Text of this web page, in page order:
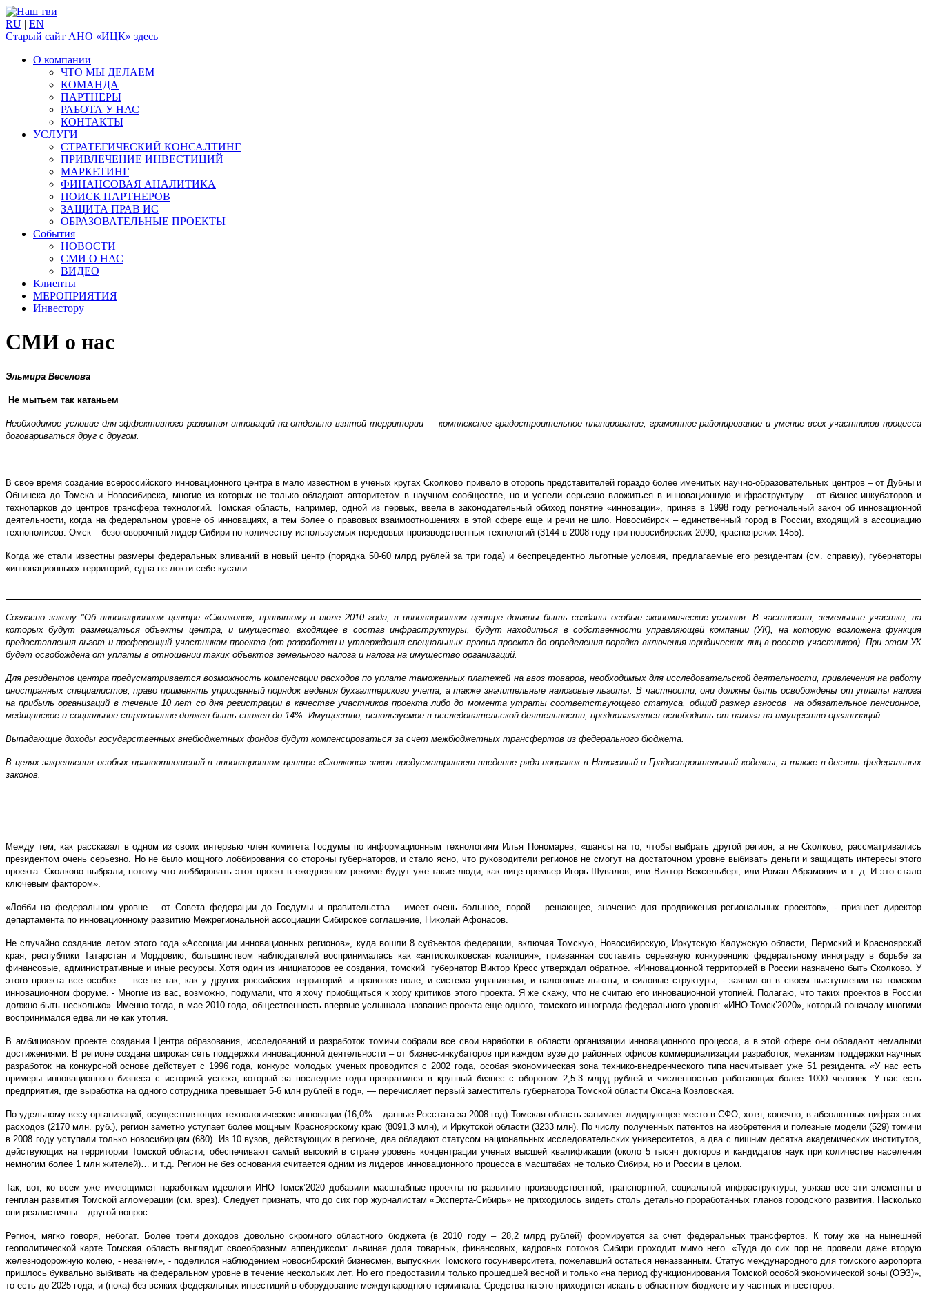
RU | EN
Старый сайт АНО «ИЦК» здесь
О компании
ЧТО МЫ ДЕЛАЕМ
КОМАНДА
ПАРТНЕРЫ
РАБОТА У НАС
КОНТАКТЫ
УСЛУГИ
СТРАТЕГИЧЕСКИЙ КОНСАЛТИНГ
ПРИВЛЕЧЕНИЕ ИНВЕСТИЦИЙ
МАРКЕТИНГ
ФИНАНСОВАЯ АНАЛИТИКА
ПОИСК ПАРТНЕРОВ
ЗАЩИТА ПРАВ ИС
ОБРАЗОВАТЕЛЬНЫЕ ПРОЕКТЫ
События
НОВОСТИ
СМИ О НАС
ВИДЕО
Клиенты
МЕРОПРИЯТИЯ
Инвестору
СМИ о нас
Эльмира Веселова
Не мытьем так катаньем
Необходимое условие для эффективного развития инноваций на отдельно взятой территории — комплексное градостроительное планирование, грамотное районирование и умение всех участников процесса
договариваться друг с другом.
В свое время создание всероссийского инновационного центра в мало известном в ученых кругах Сколково привело в оторопь представителей гораздо более именитых научно-образовательных центров – от Дубны и
Обнинска до Томска и Новосибирска, многие из которых не только обладают авторитетом в научном сообществе, но и успели серьезно вложиться в инновационную инфраструктуру – от бизнес-инкубаторов и
технопарков до центров трансфера технологий. Томская область, например, одной из первых, ввела в законодательный обиход понятие «инновации», приняв в 1998 году региональный закон об инновационной
деятельности, когда на федеральном уровне об инновациях, а тем более о правовых взаимоотношениях в этой сфере еще и речи не шло. Новосибирск – единственный город в России, входящий в ассоциацию
технополисов. Омск – безоговорочный лидер Сибири по количеству используемых передовых производственных технологий (3144 в 2008 году при новосибирских 2090, красноярских 1455).
Когда же стали известны размеры федеральных вливаний в новый центр (порядка 50-60 млрд рублей за три года) и беспрецедентно льготные условия, предлагаемые его резидентам (см. справку), губернаторы
«инновационных» территорий, едва не локти себе кусали.
Согласно закону "Об инновационном центре «Сколково», принятому в июле 2010 года, в инновационном центре должны быть созданы особые экономические условия. В частности, земельные участки, на
которых будут размещаться объекты центра, и имущество, входящее в состав инфраструктуры, будут находиться в собственности управляющей компании (УК), на которую возложена функция
предоставления льгот и преференций участникам проекта (от разработки и утверждения специальных правил проекта до определения порядка включения юридических лиц в реестр участников). При этом УК
будет освобождена от уплаты в отношении таких объектов земельного налога и налога на имущество организаций.
Для резидентов центра предусматривается возможность компенсации расходов по уплате таможенных платежей на ввоз товаров, необходимых для исследовательской деятельности, привлечения на работу
иностранных специалистов, право применять упрощенный порядок ведения бухгалтерского учета, а также значительные налоговые льготы. В частности, они должны быть освобождены от уплаты налога
на прибыль организаций в течение 10 лет со дня регистрации в качестве участников проекта либо до момента утраты соответствующего статуса, общий размер взносов на обязательное пенсионное,
медицинское и социальное страхование должен быть снижен до 14%. Имущество, используемое в исследовательской деятельности, предполагается освободить от налога на имущество организаций.
Выпадающие доходы государственных внебюджетных фондов будут компенсироваться за счет межбюджетных трансфертов из федерального бюджета.
В целях закрепления особых правоотношений в инновационном центре «Сколково» закон предусматривает введение ряда поправок в Налоговый и Градостроительный кодексы, а также в десять федеральных
законов.
Между тем, как рассказал в одном из своих интервью член комитета Госдумы по информационным технологиям Илья Пономарев, «шансы на то, чтобы выбрать другой регион, а не Сколково, рассматривались
президентом очень серьезно. Но не было мощного лоббирования со стороны губернаторов, и стало ясно, что руководители регионов не смогут на достаточном уровне выбивать деньги и защищать интересы этого
проекта. Сколково выбрали, потому что лоббировать этот проект в ежедневном режиме будут уже такие люди, как вице-премьер Игорь Шувалов, или Виктор Вексельберг, или Роман Абрамович и т. д. И это стало
ключевым фактором».
«Лобби на федеральном уровне – от Совета федерации до Госдумы и правительства – имеет очень большое, порой – решающее, значение для продвижения региональных проектов», - признает директор
департамента по инновационному развитию Межрегиональной ассоциации Сибирское соглашение, Николай Афонасов.
Не случайно создание летом этого года «Ассоциации инновационных регионов», куда вошли 8 субъектов федерации, включая Томскую, Новосибирскую, Иркутскую Калужскую области, Пермский и Красноярский
края, республики Татарстан и Мордовию, большинством наблюдателей воспринималась как «антисколковская коалиция», призванная составить серьезную конкуренцию федеральному иннограду в борьбе за
финансовые, административные и иные ресурсы. Хотя один из инициаторов ее создания, томский губернатор Виктор Кресс утверждал обратное. «Инновационной территорией в России назначено быть Сколково. У
этого проекта все особое — все не так, как у других российских территорий: и правовое поле, и система управления, и налоговые льготы, и силовые структуры, - заявил он в своем выступлении на томском
инновационном форуме. - Многие из вас, возможно, подумали, что я хочу приобщиться к хору критиков этого проекта. Я же скажу, что не считаю его инновационной утопией. Полагаю, что таких проектов в России
должно быть несколько». Именно тогда, в мае 2010 года, общественность впервые услышала название проекта еще одного, томского иннограда федерального уровня: «ИНО Томск’2020», который поначалу многими
воспринимался едва ли не как утопия.
В амбициозном проекте создания Центра образования, исследований и разработок томичи собрали все свои наработки в области организации инновационного процесса, а в этой сфере они обладают немалыми
достижениями. В регионе создана широкая сеть поддержки инновационной деятельности – от бизнес-инкубаторов при каждом вузе до районных офисов коммерциализации разработок, механизм поддержки научных
разработок на конкурсной основе действует с 1996 года, конкурс молодых ученых проводится с 2002 года, особая экономическая зона технико-внедренческого типа насчитывает уже 51 резидента. «У нас есть
примеры инновационного бизнеса с историей успеха, который за последние годы превратился в крупный бизнес с оборотом 2,5-3 млрд рублей и численностью работающих более 1000 человек. У нас есть
предприятия, где выработка на одного сотрудника превышает 5-6 млн рублей в год», — перечисляет первый заместитель губернатора Томской области Оксана Козловская.
По удельному весу организаций, осуществляющих технологические инновации (16,0% – данные Росстата за 2008 год) Томская область занимает лидирующее место в СФО, хотя, конечно, в абсолютных цифрах этих
расходов (2170 млн. руб.), регион заметно уступает более мощным Красноярскому краю (8091,3 млн), и Иркутской области (3233 млн). По числу полученных патентов на изобретения и полезные модели (529) томичи
в 2008 году уступали только новосибирцам (680). Из 10 вузов, действующих в регионе, два обладают статусом национальных исследовательских университетов, а два с лишним десятка академических институтов,
действующих на территории Томской области, обеспечивают самый высокий в стране уровень концентрации ученых высшей квалификации (около 5 тысяч докторов и кандидатов наук при количестве населения
немногим более 1 млн жителей)… и т.д. Регион не без основания считается одним из лидеров инновационного процесса в масштабах не только Сибири, но и России в целом.
Так, вот, ко всем уже имеющимся наработкам идеологи ИНО Томск’2020 добавили масштабные проекты по развитию производственной, транспортной, социальной инфраструктуры, увязав все эти элементы в
генплан развития Томской агломерации (см. врез). Следует признать, что до сих пор журналистам «Эксперта-Сибирь» не приходилось видеть столь детально проработанных планов городского развития. Насколько
они реалистичны – другой вопрос.
Регион, мягко говоря, небогат. Более трети доходов довольно скромного областного бюджета (в 2010 году – 28,2 млрд рублей) формируется за счет федеральных трансфертов. К тому же на нынешней
геополитической карте Томская область выглядит своеобразным аппендиксом: львиная доля товарных, финансовых, кадровых потоков Сибири проходит мимо него. «Туда до сих пор не провели даже вторую
железнодорожную колею, - незачем», - поделился наблюдением новосибирский бизнесмен, выпускник Томского госуниверситета, пожелавший остаться неназванным. Статус международного для томского аэропорта
пришлось буквально выбивать на федеральном уровне в течение нескольких лет. Но его предоставили только прошедшей весной и только «на период функционирования Томской особой экономической зоны (ОЭЗ)»,
то есть до 2025 года, и (пока) без всяких федеральных инвестиций в оборудование международного терминала. Средства на это приходится искать в областном бюджете и у частных инвесторов.